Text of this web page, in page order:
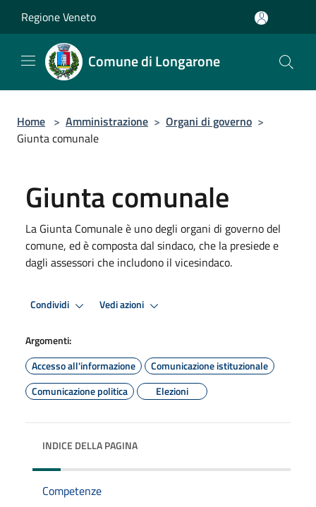
Regione Veneto
Comune di Longarone
Home > Amministrazione > Organi di governo >
Giunta comunale
Giunta comunale
La Giunta Comunale è uno degli organi di governo del
comune, ed è composta dal sindaco, che la presiede e
dagli assessori che includono il vicesindaco.
Condividi Vedi azioni
Argomenti:
Accesso all'informazione
Comunicazione istituzionale
Comunicazione politica
Elezioni
INDICE DELLA PAGINA
Competenze